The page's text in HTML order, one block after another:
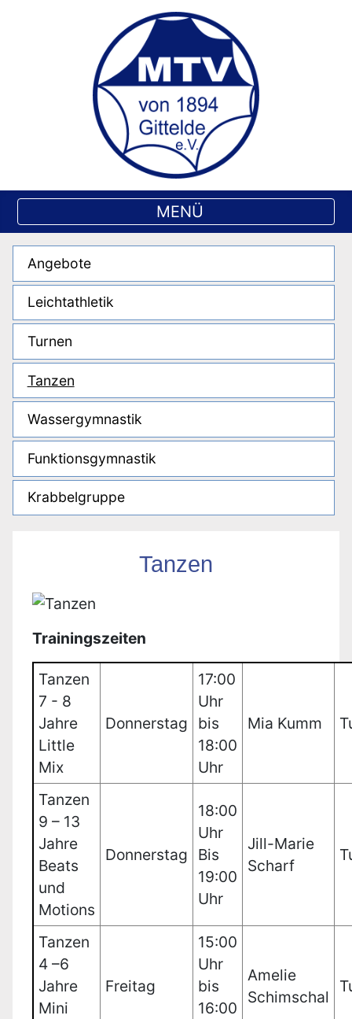
Angebote
Leichtathletik
Turnen
Tanzen
Wassergymnastik
Funktionsgymnastik
Krabbelgruppe
Tanzen
Trainingszeiten
Tanzen
7 - 8
Jahre
Little
Mix
Donnerstag
17:00
Uhr
bis
18:00
Uhr
Mia Kumm
Tanzen
9 – 13
Jahre
Beats
und
Motions
Donnerstag
18:00
Uhr
Bis
19:00
Uhr
Jill-Marie
Scharf
Tanzen
4 –6
Jahre
Mini
Freitag
15:00
Uhr
bis
16:00
Amelie
Schimschal